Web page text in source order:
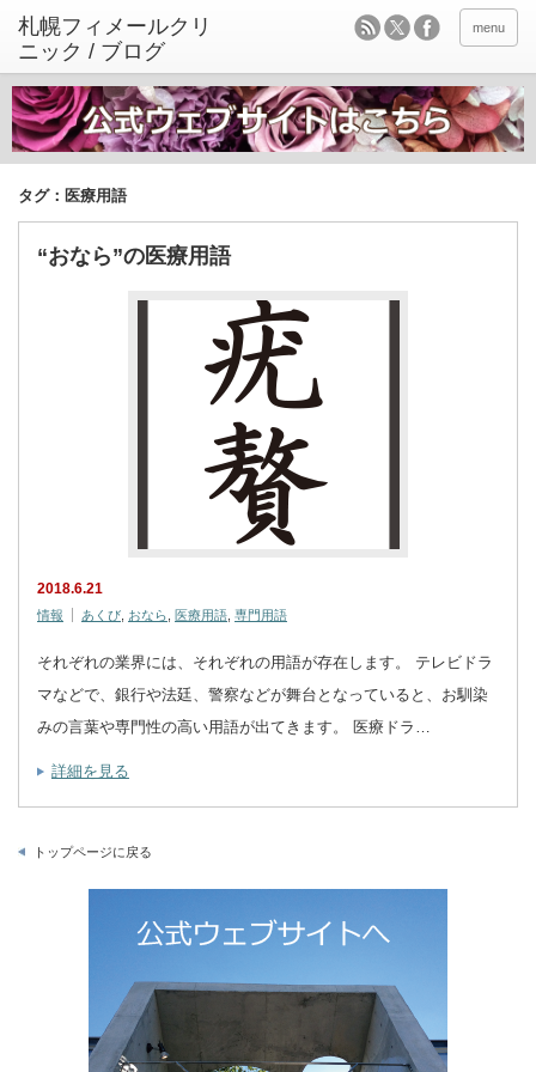
menu
タグ：医療用語
“おなら”の医療用語
2018.6.21
情報 あくび おなら 医療用語 専門用語
それぞれの業界には、それぞれの用語が存在します。 テレビドラ
マなどで、銀行や法廷、警察などが舞台となっていると、お馴染
みの言葉や専門性の高い用語が出てきます。 医療ドラ…
詳細を見る
トップページに戻る